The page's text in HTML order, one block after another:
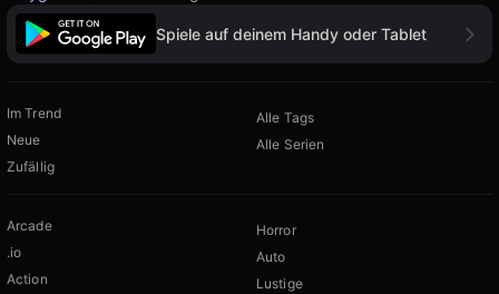
Spiele auf deinem Handy oder Tablet
Im Trend
Neue
Zufällig
Alle Tags
Alle Serien
Arcade
.io
Action
Horror
Auto
Lustige